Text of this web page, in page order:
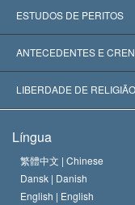
Estados Unidos
Reconhecimentos
Decisões Históricas
ESTUDOS DE PERITOS
Apreciações por
Os Peritos Mais
ANTECEDENTES E
L. Ron Hubbard
O Credo da Igreja de
O Código de Um
LIBERDADE DE RELIGIÃO
Normas
Proclamação sobre
Língua
繁體中文 | Chinese
Dansk | Danish
English | English